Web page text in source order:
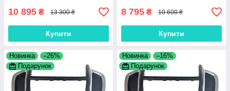
10 895 ₴ 13 300 ₴
Купити
8 795 ₴ 10 600 ₴
Купити
Новинка
–26%
Подарунок
Новинка
–16%
Подарунок